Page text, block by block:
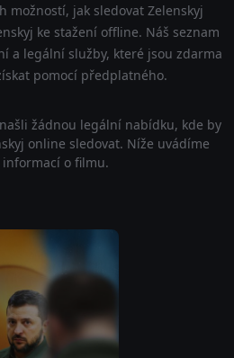
možností, jak sledovat Zelenskyj
ke stažení offline. Náš seznam
a legální služby, které jsou zdarma
pomocí předplatného.
žádnou legální nabídku, kde by
online sledovat. Níže uvádíme
o filmu.